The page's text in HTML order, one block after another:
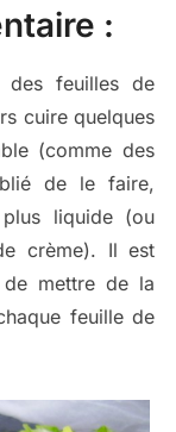
:
des feuilles de
cuire quelques
(comme des
de le faire,
plus liquide (ou
crème). Il est
mettre de la
feuille de